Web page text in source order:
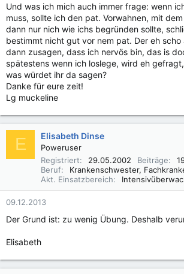
Und was ich mich auch immer frage: wenn
muss, sollte ich den pat. Vorwahnen, mit
dann nur nich wie ichs begründen sollte,
bestimmt nicht gut vor nem pat. Der eh
dann zusagen, dass ich nervös bin, das is
spätestens wenn ich loslege, wird eh gefragt,
was würdet ihr da sagen?
Danke für eure zeit!
Lg muckeline
E Elisabeth Dinse
Poweruser
Registriert
29.05.2002 Beiträge
Beruf
Akt. Einsatzbereich
09.12.2013
Der Grund ist: zu wenig Übung. Deshalb
Elisabeth